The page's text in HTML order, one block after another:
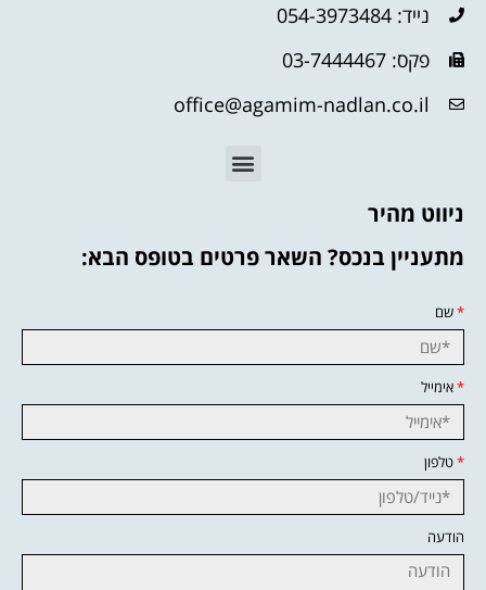
נייד: 054-3973484
פקס: 03-7444467
office@agamim-nadlan.co.il
ניווט מהיר
מתעניין בנכס? השאר פרטים בטופס הבא:
*שם
*אימייל
*טלפון
הודעה